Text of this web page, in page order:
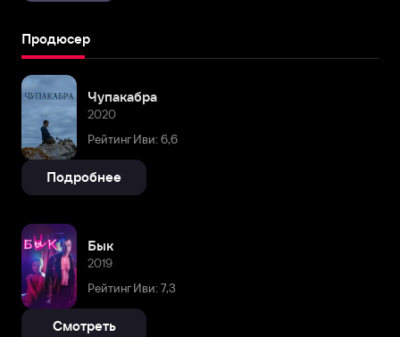
Продюсер
Чупакабра
2020
Рейтинг Иви: 6,6
Подробнее
Бык
2019
Рейтинг Иви: 7,3
Смотреть